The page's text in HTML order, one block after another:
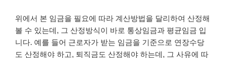
위에서 본 임금을 필요에 따라 계산방법을 달리하여 산정해
볼 수 있는데, 그 산정방식이 바로 통상임금과 평균임금 입
니다. 예를 들어 근로자가 받는 임금을 기준으로 연장수당
도 산정해야 하고, 퇴직금도 산정해야 하는데, 그 사유에 따